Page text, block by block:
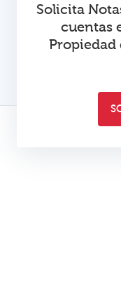
Solicita
cuentas
Propiedad